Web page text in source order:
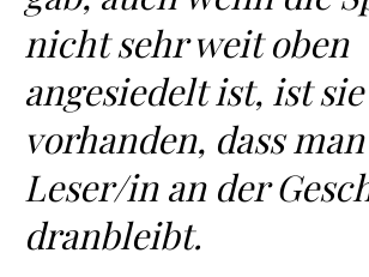
nicht sehr weit oben
angesiedelt ist, ist
vorhanden, dass
Leser/in an der
dranbleibt.